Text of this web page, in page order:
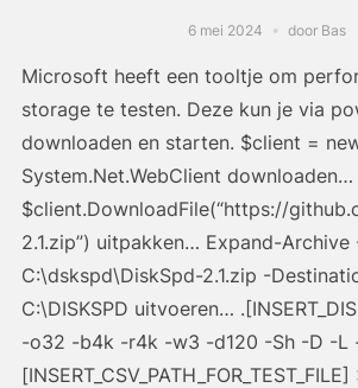
6 mei 2024 door Bas
Microsoft heeft een tooltje om
storage te testen. Deze kun je via
downloaden en starten. $client =
System.Net.WebClient downloaden…
$client.DownloadFile(“https://
2.1.zip”) uitpakken… Expand-Archive
C:\dskspd\DiskSpd-2.1.zip -
C:\DISKSPD uitvoeren…
-o32 -b4k -r4k -w3 -d120 -Sh -D -L
[INSERT_CSV_PATH_FOR_TEST_FILE]